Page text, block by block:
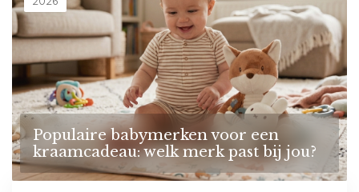
Populaire babymerken voor een
kraamcadeau: welk merk past bij jou?